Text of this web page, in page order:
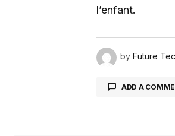
l’enfant.
by Future
ADD A